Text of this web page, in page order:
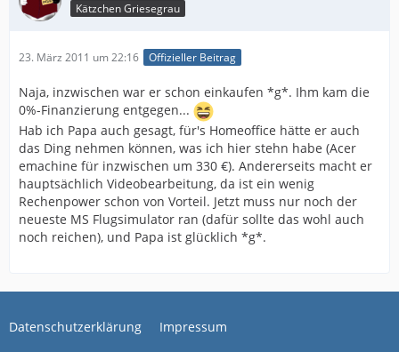
Kätzchen Griesegrau
23. März 2011 um 22:16 Offizieller Beitrag
Naja, inzwischen war er schon einkaufen *g*. Ihm kam die
0%-Finanzierung entgegen...
Hab ich Papa auch gesagt, für's Homeoffice hätte er auch
das Ding nehmen können, was ich hier stehn habe (Acer
emachine für inzwischen um 330 €). Andererseits macht er
hauptsächlich Videobearbeitung, da ist ein wenig
Rechenpower schon von Vorteil. Jetzt muss nur noch der
neueste MS Flugsimulator ran (dafür sollte das wohl auch
noch reichen), und Papa ist glücklich *g*.
Datenschutzerklärung Impressum